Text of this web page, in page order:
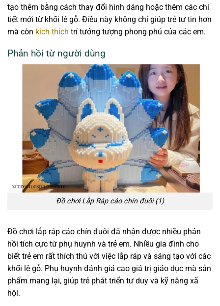
tạo thêm bằng cách thay đổi hình dáng hoặc thêm các chi
tiết mới từ khối lê gỗ. Điều này không chỉ giúp trẻ tự tin hơn
mà còn kích thích trí tưởng tượng phong phú của các em.
Phản hồi từ người dùng
Đồ chơi Lắp Ráp cáo chín đuôi (1)
Đồ chơi lắp ráp cáo chín đuôi đã nhận được nhiều phản
hồi tích cực từ phụ huynh và trẻ em. Nhiều gia đình cho
biết trẻ em rất thích thú với việc lắp ráp và sáng tạo với các
khối lê gỗ. Phụ huynh đánh giá cao giá trị giáo dục mà sản
phẩm mang lại, giúp trẻ phát triển tư duy và kỹ năng xã
hội.